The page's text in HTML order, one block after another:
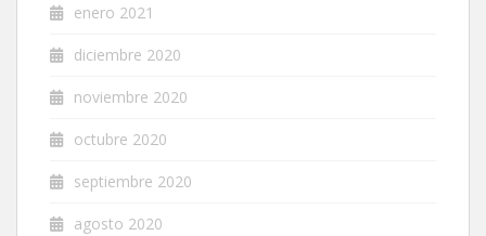
enero 2021
diciembre 2020
noviembre 2020
octubre 2020
septiembre 2020
agosto 2020